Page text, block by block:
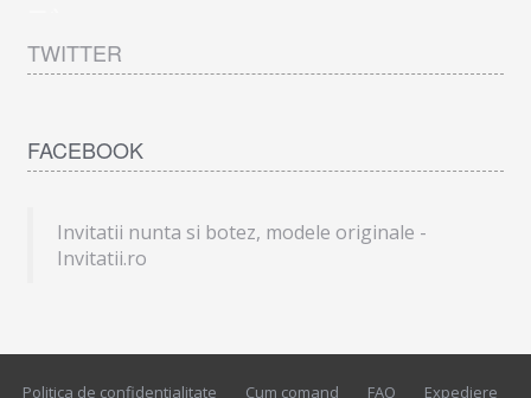
TWITTER
FACEBOOK
Invitatii nunta si botez, modele originale -
Invitatii.ro
Politica de confidentialitate Cum comand FAQ Expediere